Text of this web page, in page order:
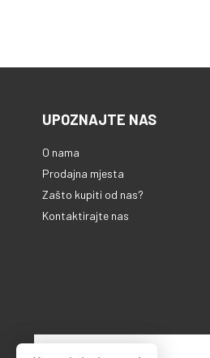
UPOZNAJTE NAS
O nama
Prodajna mjesta
Zašto kupiti od nas?
Kontaktirajte nas